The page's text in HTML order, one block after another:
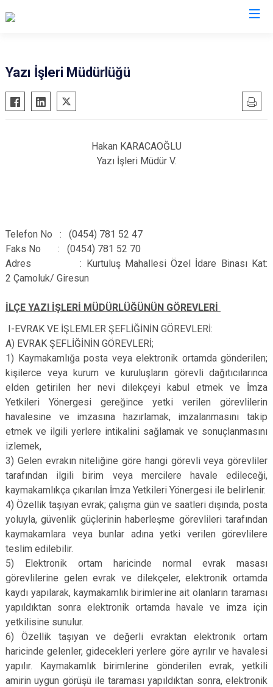
Alucra
Bulancak
Eynesil
Piraziz
Yazı İşleri Müdürlüğü
Hakan KARACAOĞLU
Yazı İşleri Müdür V.
Telefon No : (0454) 781 52 47
Faks No : (0454) 781 52 70
Adres : Kurtuluş Mahallesi Özel İdare Binası Kat:
2 Çamoluk/ Giresun
İLÇE YAZI İŞLERİ MÜDÜRLÜĞÜNÜN GÖREVLERİ
I-EVRAK VE İŞLEMLER ŞEFLİĞİNİN GÖREVLERİ:
A) EVRAK ŞEFLİĞİNİN GÖREVLERİ;
1) Kaymakamlığa posta veya elektronik ortamda gönderilen;
kişilerce veya kurum ve kuruluşların görevli dağıtıcılarınca
elden getirilen her nevi dilekçeyi kabul etmek ve İmza
Yetkileri Yönergesi gereğince yetki verilen görevlilerin
havalesine ve imzasına hazırlamak, imzalanmasını takip
etmek ve ilgili yerlere intikalini sağlamak ve sonuçlanmasını
izlemek,
3) Gelen evrakın niteliğine göre hangi görevli veya görevliler
tarafından ilgili birim veya mercilere havale edileceği,
kaymakamlıkça çıkarılan İmza Yetkileri Yönergesi ile belirlenir.
4) Özellik taşıyan evrak; çalışma gün ve saatleri dışında, posta
yoluyla, güvenlik güçlerinin haberleşme görevlileri tarafından
kaymakamlara veya bunlar adına yetki verilen görevlilere
teslim edilebilir.
5) Elektronik ortam haricinde normal evrak masası
görevlilerine gelen evrak ve dilekçeler, elektronik ortamda
kaydı yapılarak, kaymakamlık birimlerine ait olanların taraması
yapıldıktan sonra elektronik ortamda havale ve imza için
yetkilisine sunulur.
6) Özellik taşıyan ve değerli evraktan elektronik ortam
haricinde gelenler, gidecekleri yerlere göre ayrılır ve havalesi
yapılır. Kaymakamlık birimlerine gönderilen evrak, yetkili
amirin uygun görüşü ile taraması yapıldıktan sonra, elektronik